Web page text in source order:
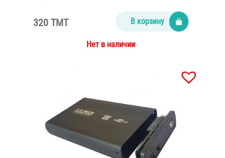
320 TMT В корзину
Нет в наличии